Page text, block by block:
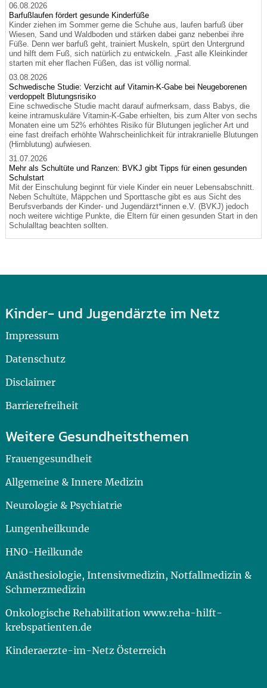
06.08.2026
Barfußlaufen fördert gesunde Kinderfüße
Kinder ziehen im Sommer gerne die Schuhe aus, laufen barfuß über
Wiesen, Sand und Waldboden und stärken dabei ganz nebenbei ihre
Füße. Denn wer barfuß geht, trainiert Muskeln, spürt den Untergrund
und hilft dem Fuß, sich natürlich zu entwickeln. „Fast alle Kleinkinder
starten mit eher flachen Füßen, das ist völlig normal.
03.08.2026
Schwedische Studie: Verzicht auf Vitamin-K-Gabe bei Neugeborenen
verdoppelt Blutungsrisiko
Eine schwedische Studie macht darauf aufmerksam, dass Babys, die
keine intramuskuläre Vitamin-K-Gabe erhielten, bis zum Alter von sechs
Monaten eine um 52% erhöhtes Risiko für Blutungen jeglicher Art und
eine fast dreifach erhöhte Wahrscheinlichkeit für intrakranielle Blutungen
(Hirnblutung) aufwiesen.
31.07.2026
Mehr als Schultüte und Ranzen: BVKJ gibt Tipps für einen gesunden
Schulstart
Mit der Einschulung beginnt für viele Kinder ein neuer Lebensabschnitt.
Neben Schultüte, Mäppchen und Sporttasche gibt es aus Sicht des
Berufsverbands der Kinder- und Jugendärzt*innen e.V. (BVKJ) jedoch
noch weitere wichtige Punkte, die Eltern für einen gesunden Start in den
Schulalltag beachten sollten.
Kinder- und Jugendärzte im Netz
Impressum
Datenschutz
Disclaimer
Barrierefreiheit
Weitere Gesundheitsthemen
Frauengesundheit
Allgemeine & Innere Medizin
Neurologie & Psychiatrie
Lungenheilkunde
HNO-Heilkunde
Anästhesiologie, Intensivmedizin, Notfallmedizin &
Schmerzmedizin
Onkologische Rehabilitation www.reha-hilft-
krebspatienten.de
Kinderaerzte-im-Netz Österreich